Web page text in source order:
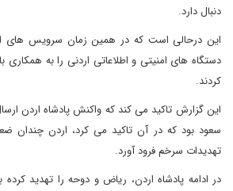
دنبال دارد.
این درحالی است که در همین زمان سرویس های
دستگاه های امنیتی و اطلاعاتی اردنی را به
کردند.
این گزارش تاکید می کند که واکنش پادشاه اردن
سعود بود که در آن تاکید می کرد، اردن چندان
تهدیدات سرخم فرود آورد.
در ادامه پادشاه اردن، ریاض و دوحه را تهدید کرده